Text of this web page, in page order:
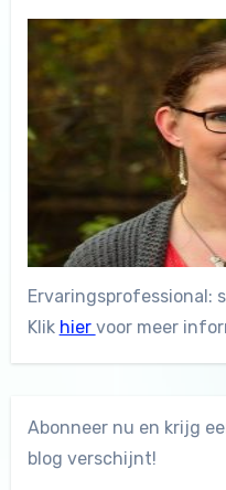
Ervaringsprofessional:
Klik hier voor meer
Abonneer nu en krijg
blog verschijnt!